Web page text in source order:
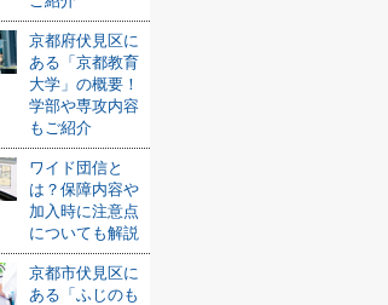
京都府伏見区に
ある「京都教育
大学」の概要！
学部や専攻内容
もご紹介
ワイド団信と
は？保障内容や
加入時に注意点
についても解説
京都市伏見区に
ある「ふじのも